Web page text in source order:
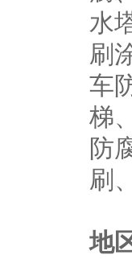
水
刷
车
梯
防
刷
地